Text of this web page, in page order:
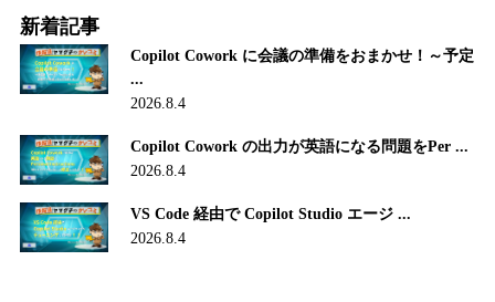
新着記事
Copilot Cowork に会議の準備をおまかせ！～予定
...
2026.8.4
Copilot Cowork の出力が英語になる問題をPer ...
2026.8.4
VS Code 経由で Copilot Studio エージ ...
2026.8.4